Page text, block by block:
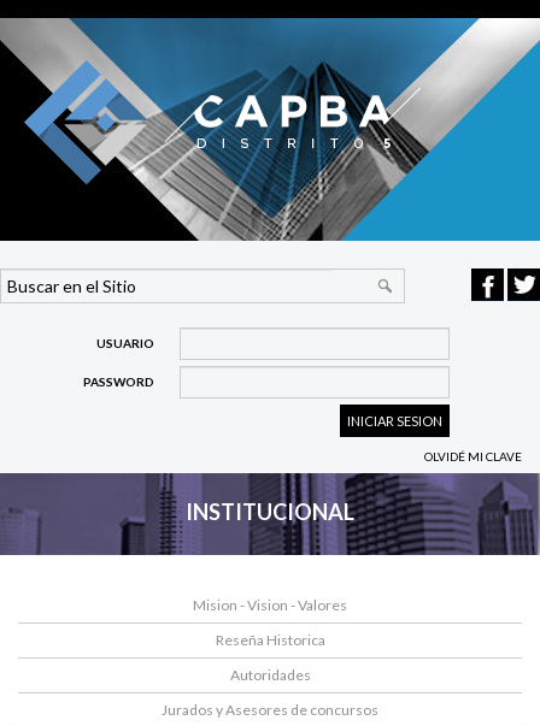
USUARIO
PASSWORD
OLVIDÉ MI CLAVE
INSTITUCIONAL
Mision - Vision - Valores
Reseña Historica
Autoridades
Jurados y Asesores de concursos